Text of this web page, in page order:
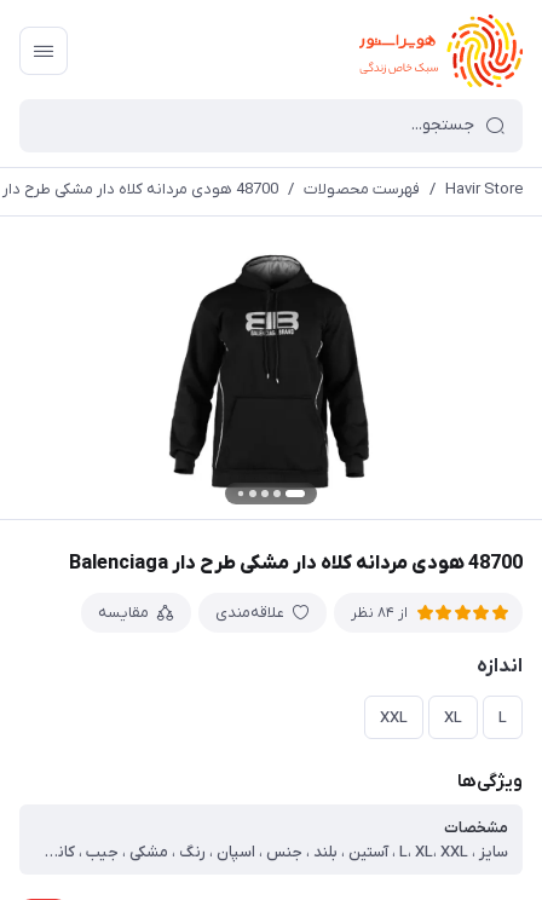
Havir Store
/ فهرست محصولات / 48700 هودی مردانه کلاه دار مشکی طرح دار Balenciaga
48700 هودی مردانه کلاه دار مشکی طرح دار Balenciaga
از 84 نظر علاقه‌مندی مقایسه
اندازه
L
XL
XXL
ویژگی‌ها
مشخصات
سایز ، L، XL، XXL ، آستین ، بلند ، جنس ، اسپان ، رنگ ، مشکی ، جیب ، کانگورویی ، طرح پارچه ، چاپی ، کلاه ، کلاه دار ، نوع ، هودی ، جنس داخلی ، خار خورده ، سایز مدل ، دو ایکس لارج ، سایز لارج ، دور سینه=102 قد=67 آستین=60 ، سایز ایکس لارج ، دور سینه=108 قد=72 آستین=61 ، سایز دو ایکس لارج ، دور سینه=114 قد=76 آستین=63